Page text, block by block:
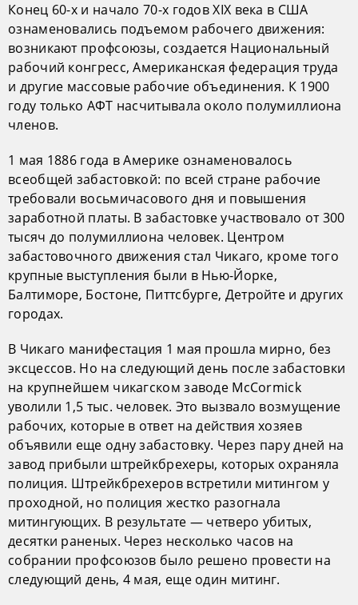
Конец 60-х и начало 70-х годов XIX века в США
ознаменовались подъемом рабочего движения:
возникают профсоюзы, создается Национальный
рабочий конгресс, Американская федерация труда
и другие массовые рабочие объединения. К 1900
году только АФТ насчитывала около полумиллиона
членов.
1 мая 1886 года в Америке ознаменовалось
всеобщей забастовкой: по всей стране рабочие
требовали восьмичасового дня и повышения
заработной платы. В забастовке участвовало от 300
тысяч до полумиллиона человек. Центром
забастовочного движения стал Чикаго, кроме того
крупные выступления были в Нью-Йорке,
Балтиморе, Бостоне, Питтсбурге, Детройте и других
городах.
В Чикаго манифестация 1 мая прошла мирно, без
эксцессов. Но на следующий день после забастовки
на крупнейшем чикагском заводе McCormick
уволили 1,5 тыс. человек. Это вызвало возмущение
рабочих, которые в ответ на действия хозяев
объявили еще одну забастовку. Через пару дней на
завод прибыли штрейкбрехеры, которых охраняла
полиция. Штрейкбрехеров встретили митингом у
проходной, но полиция жестко разогнала
митингующих. В результате — четверо убитых,
десятки раненых. Через несколько часов на
собрании профсоюзов было решено провести на
следующий день, 4 мая, еще один митинг.